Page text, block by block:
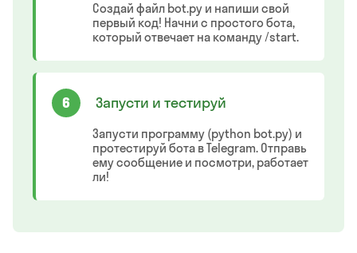
Создай файл bot.py и напиши свой
первый код! Начни с простого бота,
который отвечает на команду /start.
6 Запусти и тестируй
Запусти программу (python bot.py) и
протестируй бота в Telegram. Отправь
ему сообщение и посмотри, работает
ли!